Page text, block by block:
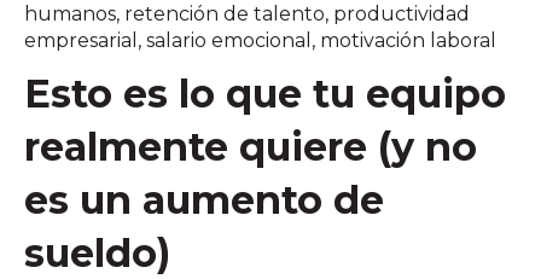
humanos, retención de talento, productividad
empresarial , salario emocional , motivación laboral
Esto es lo que tu equipo
realmente quiere (y no
es un aumento de
sueldo)